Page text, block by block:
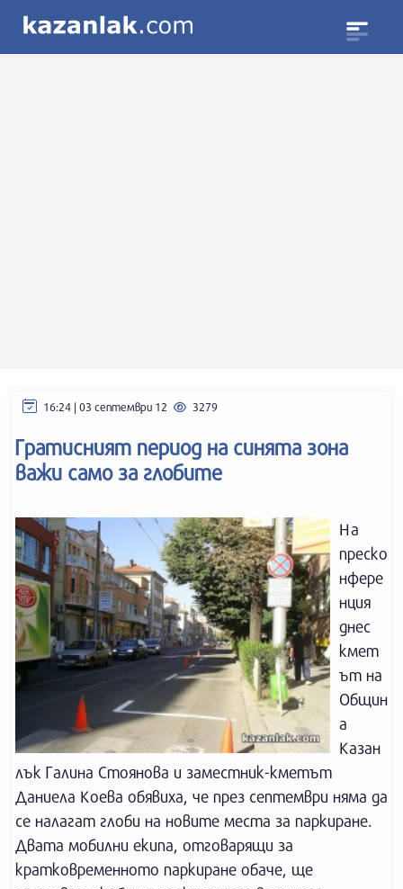
16:24 | 03 септември 12 3279
Гратисният период на синята зона
важи само за глобите
На
преско
нфере
нция
днес
кмет
ът на
Общин
а
Казан
лък Галина Стоянова и заместник-кметът
Даниела Коева обявиха, че през септември няма да
се налагат глоби на новите места за паркиране.
Двата мобилни екипа, отговарящи за
кратковременното паркиране обаче, ще